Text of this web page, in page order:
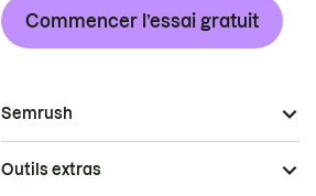
Commencer l’essai gratuit
Semrush
Outils extras